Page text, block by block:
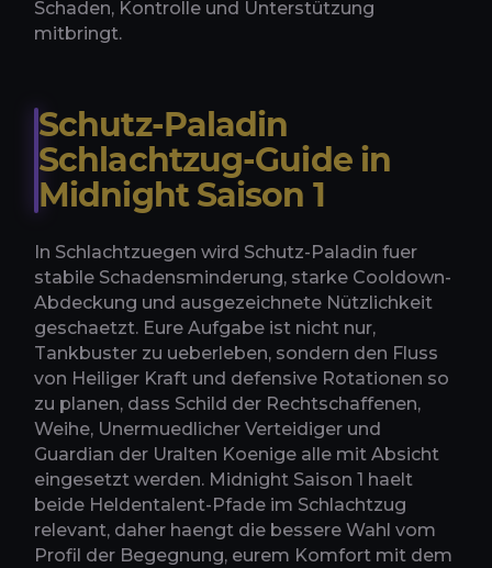
Schaden, Kontrolle und Unterstützung
mitbringt.
Schutz-Paladin
Schlachtzug-Guide in
Midnight Saison 1
In Schlachtzuegen wird Schutz-Paladin fuer
stabile Schadensminderung, starke Cooldown-
Abdeckung und ausgezeichnete Nützlichkeit
geschaetzt. Eure Aufgabe ist nicht nur,
Tankbuster zu ueberleben, sondern den Fluss
von Heiliger Kraft und defensive Rotationen so
zu planen, dass Schild der Rechtschaffenen,
Weihe, Unermuedlicher Verteidiger und
Guardian der Uralten Koenige alle mit Absicht
eingesetzt werden. Midnight Saison 1 haelt
beide Heldentalent-Pfade im Schlachtzug
relevant, daher haengt die bessere Wahl vom
Profil der Begegnung, eurem Komfort mit dem